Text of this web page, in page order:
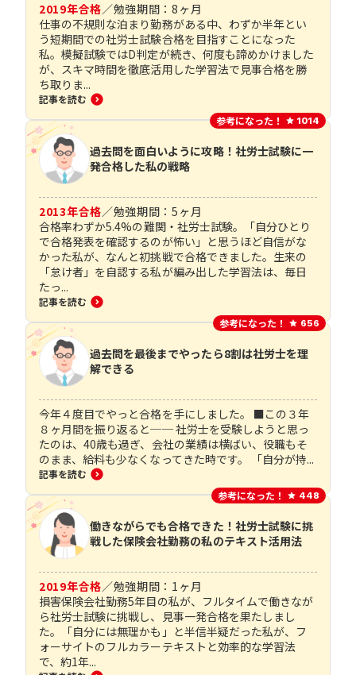
2019年合格／勉強期間：8 ヶ月
仕事の不規則な泊まり勤務がある中、わずか半年とい
う短期間での社労士試験合格を目指すことになった
私。模擬試験ではD判定が続き、何度も諦めかけました
が、スキマ時間を徹底活用した学習法で見事合格を勝
ち取りま...
記事を読む
参考になった！ 1014
過去問を面白いように攻略！社労士試験に一
発合格した私の戦略
2013年合格／勉強期間：5 ヶ月
合格率わずか5.4%の難関・社労士試験。「自分ひとり
で合格発表を確認するのが怖い」と思うほど自信がな
かった私が、なんと初挑戦で合格できました。生来の
「怠け者」を自認する私が編み出した学習法は、毎日
たっ...
記事を読む
参考になった！ 656
過去問を最後までやったら8割は社労士を理
解できる
今年４度目でやっと合格を手にしました。 ■この３年
８ヶ月間を振り返ると── 社労士を受験しようと思っ
たのは、40歳も過ぎ、会社の業績は横ばい、役職もそ
のまま、給料も少なくなってきた時です。 「自分が持...
記事を読む
参考になった！ 448
働きながらでも合格できた！社労士試験に挑
戦した保険会社勤務の私のテキスト活用法
2019年合格／勉強期間： 1 ヶ月
損害保険会社勤務5年目の私が、フルタイムで働きなが
ら社労士試験に挑戦し、見事一発合格を果たしまし
た。「自分には無理かも」と半信半疑だった私が、フ
ォーサイトのフルカラーテキストと効率的な学習法
で、約1年...